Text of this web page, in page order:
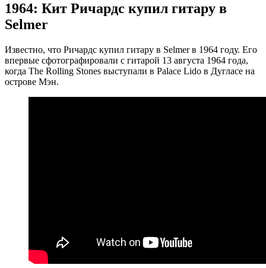
1964: Кит Ричардс купил гитару в
Selmer
Известно, что Ричардс купил гитару в Selmer в 1964 году. Его
впервые сфотографировали с гитарой 13 августа 1964 года,
когда The Rolling Stones выступали в Palace Lido в Дугласе на
острове Мэн.